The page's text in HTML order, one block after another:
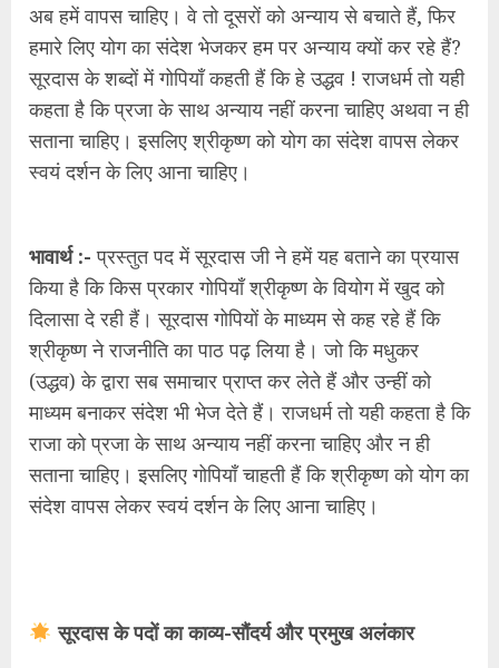
अब हमें वापस चाहिए। वे तो दूसरों को अन्याय से बचाते हैं, फिर
हमारे लिए योग का संदेश भेजकर हम पर अन्याय क्यों कर रहे हैं?
सूरदास के शब्दों में गोपियाँ कहती हैं कि हे उद्धव ! राजधर्म तो यही
कहता है कि प्रजा के साथ अन्याय नहीं करना चाहिए अथवा न ही
सताना चाहिए। इसलिए श्रीकृष्ण को योग का संदेश वापस लेकर
स्वयं दर्शन के लिए आना चाहिए।
भावार्थ :- प्रस्तुत पद में सूरदास जी ने हमें यह बताने का प्रयास
किया है कि किस प्रकार गोपियाँ श्रीकृष्ण के वियोग में खुद को
दिलासा दे रही हैं। सूरदास गोपियों के माध्यम से कह रहे हैं कि
श्रीकृष्ण ने राजनीति का पाठ पढ़ लिया है। जो कि मधुकर
(उद्धव) के द्वारा सब समाचार प्राप्त कर लेते हैं और उन्हीं को
माध्यम बनाकर संदेश भी भेज देते हैं। राजधर्म तो यही कहता है कि
राजा को प्रजा के साथ अन्याय नहीं करना चाहिए और न ही
सताना चाहिए। इसलिए गोपियाँ चाहती हैं कि श्रीकृष्ण को योग का
संदेश वापस लेकर स्वयं दर्शन के लिए आना चाहिए।
सूरदास के पदों का काव्य-सौंदर्य और प्रमुख अलंकार